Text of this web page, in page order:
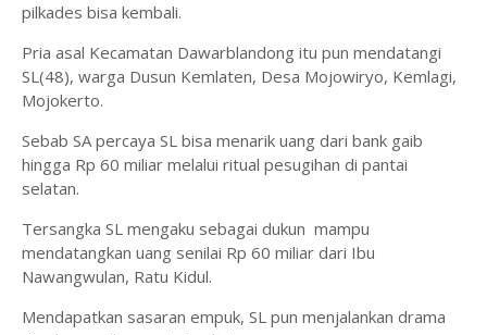
pilkades bisa kembali.
Pria asal Kecamatan Dawarblandong itu pun mendatangi
SL(48), warga Dusun Kemlaten, Desa Mojowiryo, Kemlagi,
Mojokerto.
Sebab SA percaya SL bisa menarik uang dari bank gaib
hingga Rp 60 miliar melalui ritual pesugihan di pantai
selatan.
Tersangka SL mengaku sebagai dukun mampu
mendatangkan uang senilai Rp 60 miliar dari Ibu
Nawangwulan, Ratu Kidul.
Mendapatkan sasaran empuk, SL pun menjalankan drama